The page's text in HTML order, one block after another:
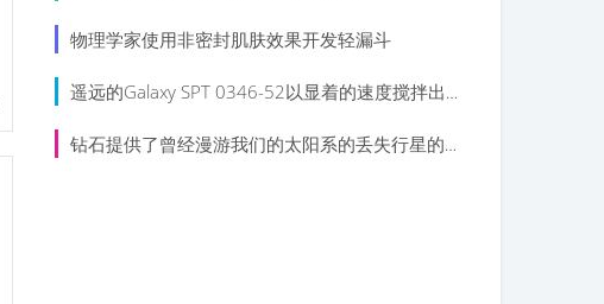
物理学家使用非密封肌肤效果开发轻漏斗
遥远的Galaxy SPT 0346-52以显着的速度搅拌出星星
钻石提供了曾经漫游我们的太阳系的丢失行星的证据